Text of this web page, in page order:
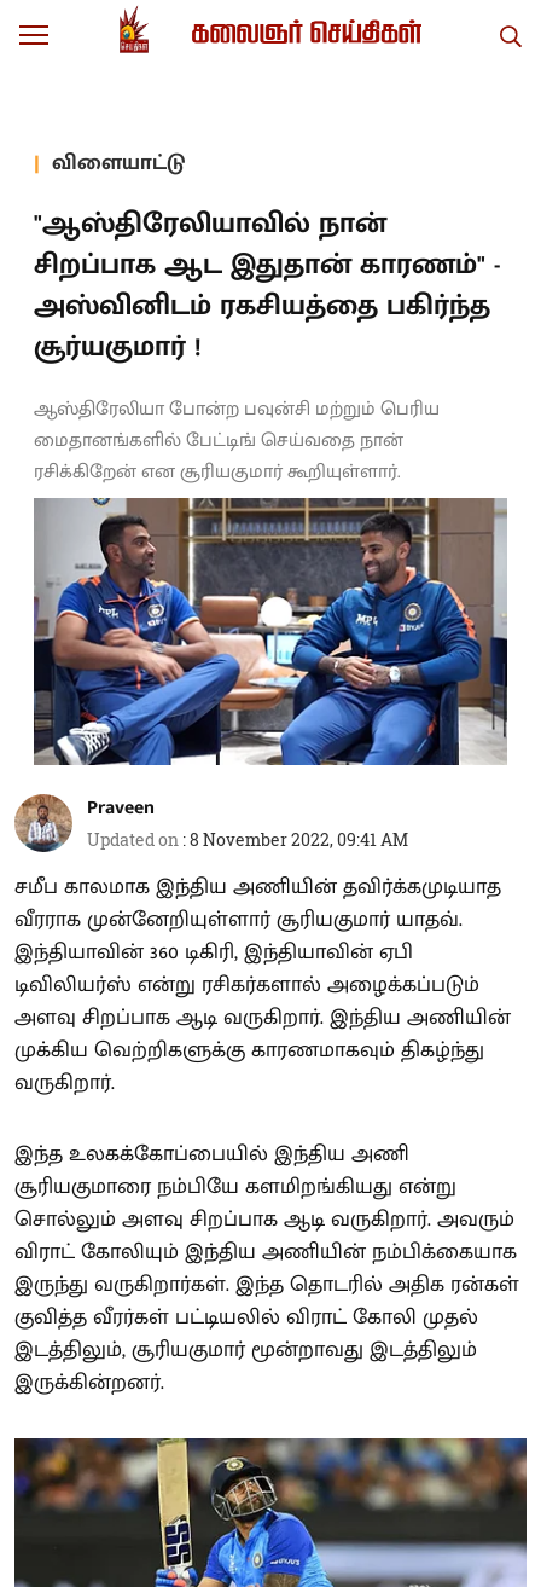
விளையாட்டு
"ஆஸ்திரேலியாவில் நான்
சிறப்பாக ஆட இதுதான் காரணம்" -
அஸ்வினிடம் ரகசியத்தை பகிர்ந்த
சூர்யகுமார் !
ஆஸ்திரேலியா போன்ற பவுன்சி மற்றும் பெரிய
மைதானங்களில் பேட்டிங் செய்வதை நான்
ரசிக்கிறேன் என சூரியகுமார் கூறியுள்ளார்.
Praveen
Updated on :8 November 2022, 09:41 AM
சமீப காலமாக இந்திய அணியின் தவிர்க்கமுடியாத
வீரராக முன்னேறியுள்ளார் சூரியகுமார் யாதவ்.
இந்தியாவின் 360 டிகிரி, இந்தியாவின் ஏபி
டிவிலியர்ஸ் என்று ரசிகர்களால் அழைக்கப்படும்
அளவு சிறப்பாக ஆடி வருகிறார். இந்திய அணியின்
முக்கிய வெற்றிகளுக்கு காரணமாகவும் திகழ்ந்து
வருகிறார்.
இந்த உலகக்கோப்பையில் இந்திய அணி
சூரியகுமாரை நம்பியே களமிறங்கியது என்று
சொல்லும் அளவு சிறப்பாக ஆடி வருகிறார். அவரும்
விராட் கோலியும் இந்திய அணியின் நம்பிக்கையாக
இருந்து வருகிறார்கள். இந்த தொடரில் அதிக ரன்கள்
குவித்த வீரர்கள் பட்டியலில் விராட் கோலி முதல்
இடத்திலும், சூரியகுமார் மூன்றாவது இடத்திலும்
இருக்கின்றனர்.